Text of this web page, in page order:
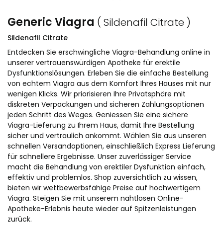
Generic Viagra ( Sildenafil Citrate )
Sildenafil Citrate
Entdecken Sie erschwingliche Viagra-Behandlung online in
unserer vertrauenswürdigen Apotheke für erektile
Dysfunktionslösungen. Erleben Sie die einfache Bestellung
von echtem Viagra aus dem Komfort Ihres Hauses mit nur
wenigen Klicks. Wir priorisieren Ihre Privatsphäre mit
diskreten Verpackungen und sicheren Zahlungsoptionen
jeden Schritt des Weges. Geniessen Sie eine sichere
Viagra-Lieferung zu Ihrem Haus, damit Ihre Bestellung
sicher und vertraulich ankommt. Wählen Sie aus unseren
schnellen Versandoptionen, einschließlich Express Lieferung
für schnellere Ergebnisse. Unser zuverlässiger Service
macht die Behandlung von erektiler Dysfunktion einfach,
effektiv und problemlos. Shop zuversichtlich zu wissen,
bieten wir wettbewerbsfähige Preise auf hochwertigem
Viagra. Steigen Sie mit unserem nahtlosen Online-
Apotheke-Erlebnis heute wieder auf Spitzenleistungen
zurück.